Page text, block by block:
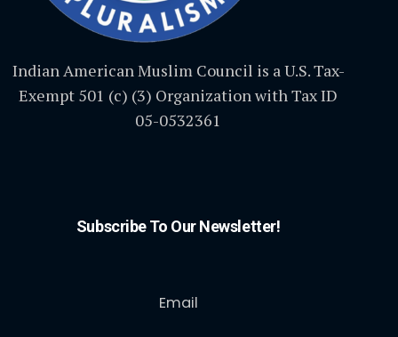
Indian American Muslim Council is a U.S. Tax-
Exempt 501 (c) (3) Organization with Tax ID
05-0532361
Subscribe To Our Newsletter!
Email